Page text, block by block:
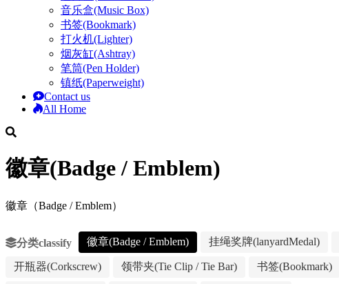
音乐盒(Music Box)
书签(Bookmark)
打火机(Lighter)
烟灰缸(Ashtray)
笔筒(Pen Holder)
镇纸(Paperweight)
Contact us
All Home
徽章(Badge / Emblem)
徽章（Badge / Emblem）
分类classify 徽章(Badge / Emblem) 挂绳奖牌(lanyardMedal)
开瓶器(Corkscrew) 领带夹(Tie Clip / Tie Bar) 书签(Bookmark)